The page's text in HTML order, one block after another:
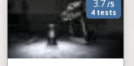
3.7/5
4 tests